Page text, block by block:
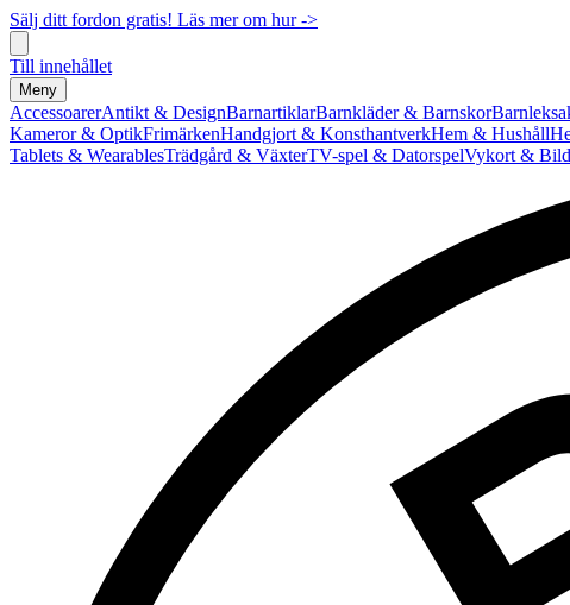
Sälj ditt fordon gratis! Läs mer om hur ->
Till innehållet
Meny
AccessoarerAntikt & DesignBarnartiklarBarnkläder & Barnskor
Kameror & OptikFrimärkenHandgjort & KonsthantverkHem & Hushåll
Tablets & WearablesTrädgård & VäxterTV-spel & DatorspelVykort &